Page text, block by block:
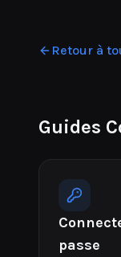
Retour à
Guides
passe